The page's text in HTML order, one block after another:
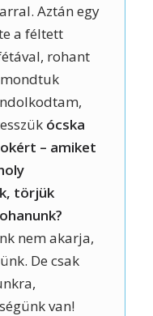
Aztán egy
a féltett
rohant
ócska
– amiket
törjük
nem akarja,
De csak
van!